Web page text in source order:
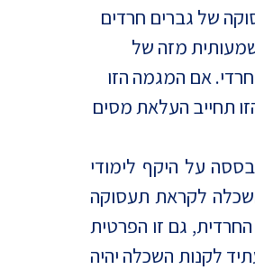
של גברים חרדים
משמעותית מזה של
בלבד משכרו של גבר יהודי לא חרדי. אם המגמה הזו
טריליון ₪(!). יתרה מזו, המגמה הזו תחייב העלאת מסים
על היקף לימודי
לקראת תעסוקה
גם זו הפרטית
לקנות השכלה יהיה